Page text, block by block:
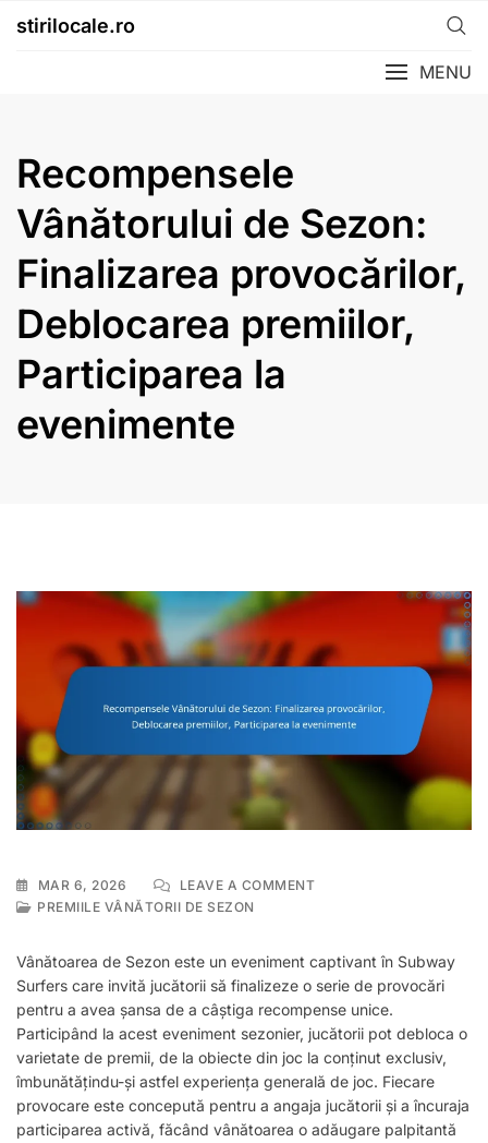
stirilocale.ro
MENU
Recompensele
Vânătorului de Sezon:
Finalizarea provocărilor,
Deblocarea premiilor,
Participarea la
evenimente
MAR 6, 2026 LEAVE A COMMENTON
SEZON:
FINALIZAREA
PROVOCĂRILOR,
DEBLOCAREA
PREMIILOR,
PARTICIPAREA
LA
EVENIMENTE
PREMIILE VÂNĂTORII DE SEZON
Vânătoarea de Sezon este un eveniment captivant în Subway
Surfers care invită jucătorii să finalizeze o serie de provocări
pentru a avea șansa de a câștiga recompense unice.
Participând la acest eveniment sezonier, jucătorii pot debloca o
varietate de premii, de la obiecte din joc la conținut exclusiv,
îmbunătățindu-și astfel experiența generală de joc. Fiecare
provocare este concepută pentru a angaja jucătorii și a încuraja
participarea activă, făcând vânătoarea o adăugare palpitantă